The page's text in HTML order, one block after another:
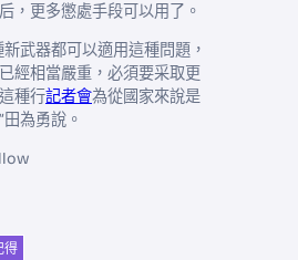
，更多懲處手段可以用了。
武器都可以適用這種問題，
經相當嚴重，必須要采取更
種行記者會為從國家來說是
為勇說。
得